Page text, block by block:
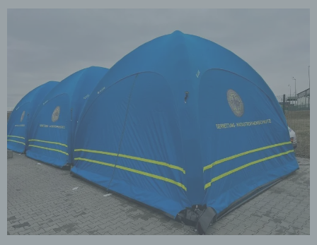
Betroffene Person ist jede identifizierte oder
identifizierbare natürliche Person, deren
personenbezogene Daten von dem für die Verarbeitung
Verantwortlichen verarbeitet werden.
c) Verarbeitung
Verarbeitung ist jeder mit oder ohne Hilfe
automatisierter Verfahren ausgeführte Vorgang oder
jede solche Vorgangsreihe im Zusammenhang mit
personenbezogenen Daten wie das Erheben, das
Erfassen, die Organisation, das Ordnen, die
Speicherung, die Anpassung oder Veränderung, das